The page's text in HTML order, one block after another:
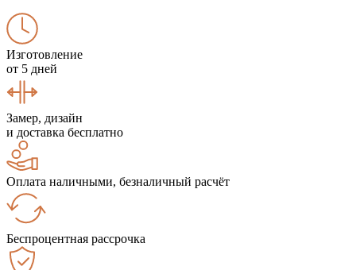
Изготовление
от 5 дней
Замер, дизайн
и доставка бесплатно
Оплата наличными, безналичный расчёт
Беспроцентная рассрочка